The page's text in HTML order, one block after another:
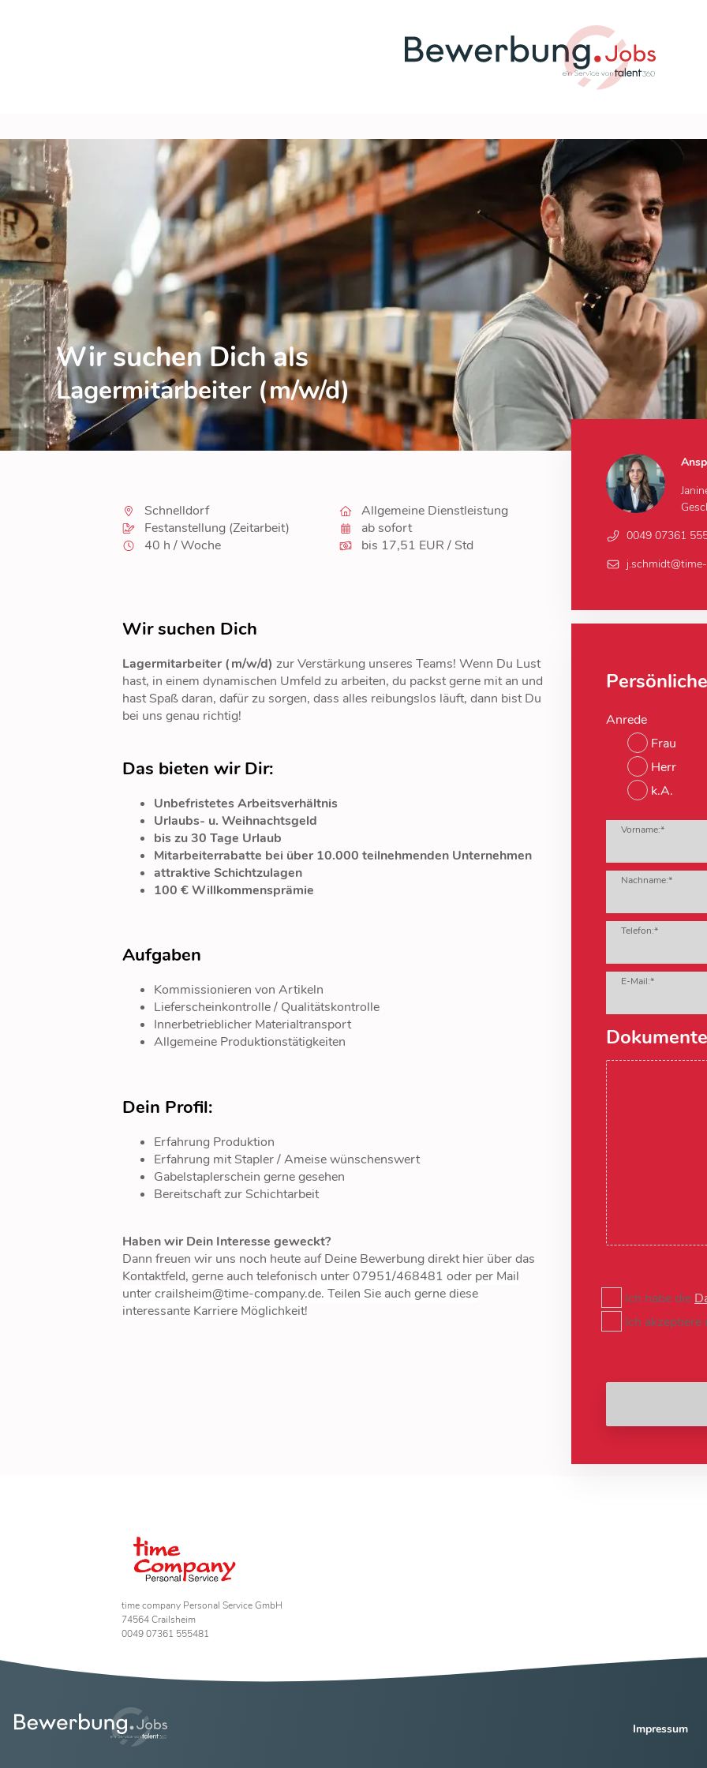
Wir suchen Dich als
Lagermitarbeiter (m/w/d)
0049 07361
Anrede
Frau
Herr
k.A.
Vorname:*
Nachname:*
Telefon:*
E-Mail:*
Dokumente
Ich habe die
Ich
Schnelldorf
Festanstellung (Zeitarbeit)
40 h / Woche
Allgemeine Dienstleistung
ab sofort
bis 17,51 EUR / Std
Wir suchen Dich
Lagermitarbeiter (m/w/d) zur Verstärkung unseres Teams! Wenn Du Lust
hast, in einem dynamischen Umfeld zu arbeiten, du packst gerne mit an und
hast Spaß daran, dafür zu sorgen, dass alles reibungslos läuft, dann bist Du
bei uns genau richtig!
Das bieten wir Dir:
Unbefristetes Arbeitsverhältnis
Urlaubs- u. Weihnachtsgeld
bis zu 30 Tage Urlaub
Mitarbeiterrabatte bei über 10.000 teilnehmenden Unternehmen
attraktive Schichtzulagen
100 € Willkommensprämie
Aufgaben
Kommissionieren von Artikeln
Lieferscheinkontrolle / Qualitätskontrolle
Innerbetrieblicher Materialtransport
Allgemeine Produktionstätigkeiten
Dein Profil:
Erfahrung Produktion
Erfahrung mit Stapler / Ameise wünschenswert
Gabelstaplerschein gerne gesehen
Bereitschaft zur Schichtarbeit
Haben wir Dein Interesse geweckt?
Dann freuen wir uns noch heute auf Deine Bewerbungdirekt hier über das
Kontaktfeld, gerne auch telefonisch unter 07951/468481 oder per Mail
unter crailsheim@time-company.de. Teilen Sie auch gerne diese
interessante Karriere Möglichkeit!
time company Personal Service GmbH
74564 Crailsheim
0049 07361 555481
Impressum